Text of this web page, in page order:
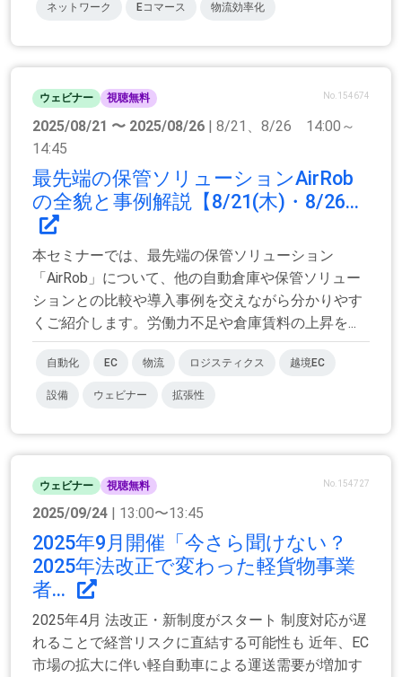
ネットワーク Eコマース 物流効率化
ウェビナー 視聴無料 No.154674
2025/08/21 〜 2025/08/26 | 8/21、8/26 14:00～
14:45
最先端の保管ソリューションAirRob
の全貌と事例解説【8/21(木)・8/26...
本セミナーでは、最先端の保管ソリューション
「AirRob」について、他の自動倉庫や保管ソリュー
ションとの比較や導入事例を交えながら分かりやす
くご紹介します。​ 労働力不足や倉庫賃料の上昇を...
自動化 EC 物流 ロジスティクス 越境EC
設備 ウェビナー 拡張性
ウェビナー 視聴無料 No.154727
2025/09/24 | 13:00〜13:45
2025年9月開催「今さら聞けない？
2025年法改正で変わった軽貨物事業
者...
2025年4月 法改正・新制度がスタート 制度対応が遅
れることで経営リスクに直結する可能性も 近年、EC
市場の拡大に伴い軽自動車による運送需要が増加す